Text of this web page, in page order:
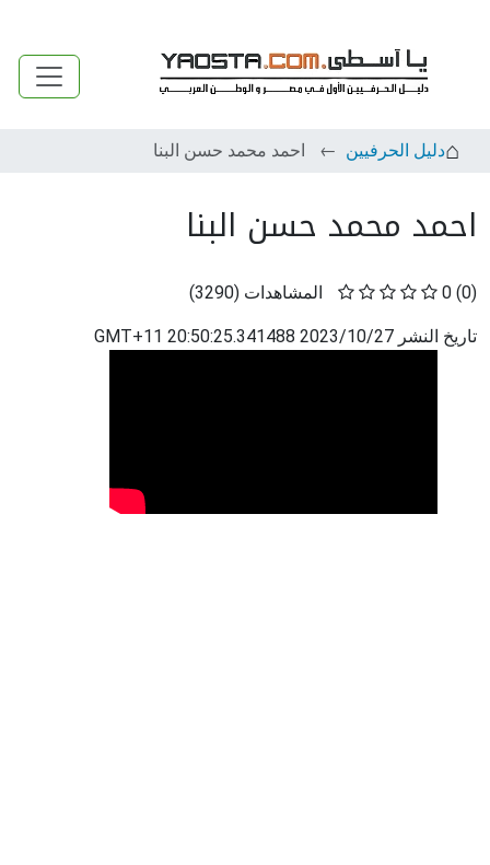
دليل الحرفيين احمد محمد حسن البنا
احمد محمد حسن البنا
(0)
0 المشاهدات (
3290
)
تاريخ النشر 2023/10/27 20:50:25.341488 GMT+11